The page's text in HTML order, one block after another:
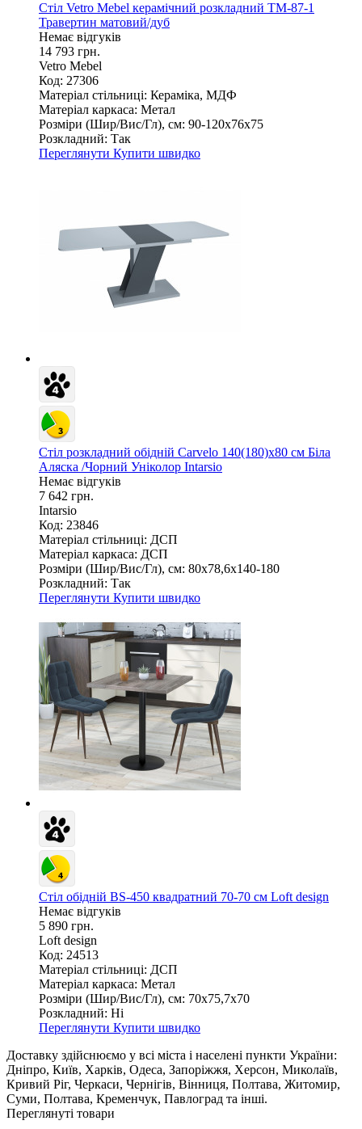
Стіл Vetro Mebel керамічний розкладний TM-87-1
Травертин матовий/дуб
Немає відгуків
14 793 грн.
Vetro Mebel
Код: 27306
Матеріал стільниці: Кераміка, МДФ
Матеріал каркаса: Метал
Розміри (Шир/Вис/Гл), см: 90-120х76х75
Розкладний: Так
Переглянути Купити швидко
Стіл розкладний обідній Carvelo 140(180)x80 см Біла
Аляска /Чорний Уніколор Intarsio
Немає відгуків
7 642 грн.
Intarsio
Код: 23846
Матеріал стільниці: ДСП
Матеріал каркаса: ДСП
Розміри (Шир/Вис/Гл), см: 80х78,6х140-180
Розкладний: Так
Переглянути Купити швидко
Стіл обідній BS-450 квадратний 70-70 см Loft design
Немає відгуків
5 890 грн.
Loft design
Код: 24513
Матеріал стільниці: ДСП
Матеріал каркаса: Метал
Розміри (Шир/Вис/Гл), см: 70х75,7х70
Розкладний: Ні
Переглянути Купити швидко
Доставку здійснюємо у всі міста і населені пункти України:
Дніпро, Київ, Харків, Одеса, Запоріжжя, Херсон, Миколаїв,
Кривий Ріг, Черкаси, Чернігів, Вінниця, Полтава, Житомир,
Суми, Полтава, Кременчук, Павлоград та інші.
Переглянуті товари